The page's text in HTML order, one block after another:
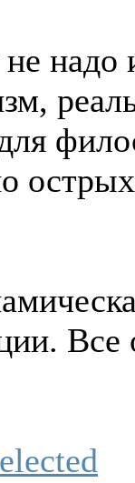
Все